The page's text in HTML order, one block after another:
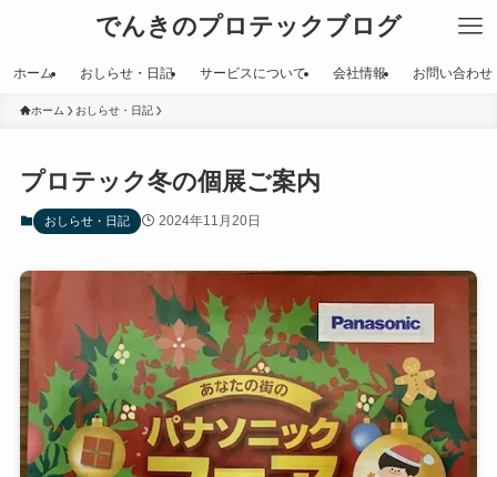
でんきのプロテックブログ
ホーム おしらせ・日記 サービスについて 会社情報 お問い合わせ
ホーム おしらせ・日記
プロテック冬の個展ご案内
おしらせ・日記 2024年11月20日